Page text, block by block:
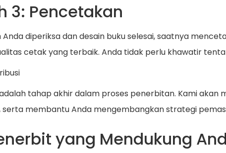
3: Pencetakan
Anda diperiksa dan desain buku selesai, saatnya
cetak yang terbaik. Anda tidak perlu khawatir
tahap akhir dalam proses penerbitan. Kami
serta membantu Anda mengembangkan strategi
yang Mendukung